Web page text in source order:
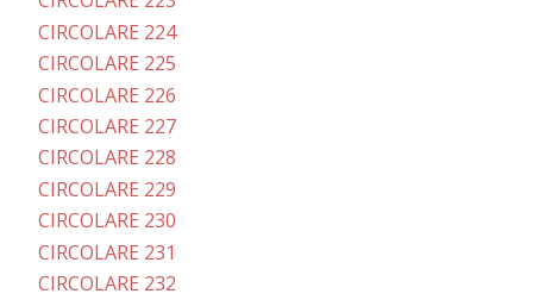
CIRCOLARE 224
CIRCOLARE 225
CIRCOLARE 226
CIRCOLARE 227
CIRCOLARE 228
CIRCOLARE 229
CIRCOLARE 230
CIRCOLARE 231
CIRCOLARE 232